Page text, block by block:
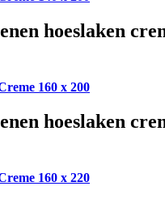
hoeslaken
160 x 200
hoeslaken
160 x 220